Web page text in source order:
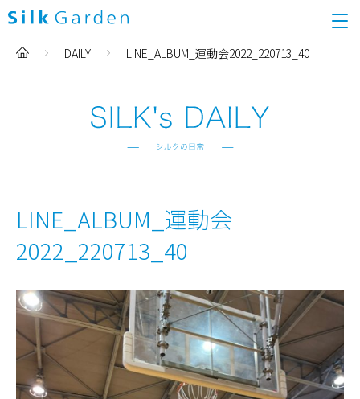
DAILY LINE_ALBUM_運動会2022_220713_40
LINE_ALBUM_運動会
2022_220713_40